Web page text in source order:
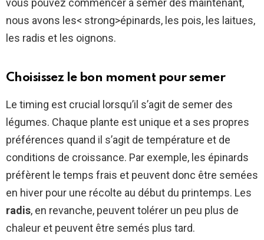
vous pouvez commencer à semer dès maintenant,
nous avons les< strong>épinards, les pois, les laitues,
les radis et les oignons.
Choisissez le bon moment pour semer
Le timing est crucial lorsqu’il s’agit de semer des
légumes. Chaque plante est unique et a ses propres
préférences quand il s’agit de température et de
conditions de croissance. Par exemple, les épinards
préfèrent le temps frais et peuvent donc être semées
en hiver pour une récolte au début du printemps. Les
radis, en revanche, peuvent tolérer un peu plus de
chaleur et peuvent être semés plus tard.